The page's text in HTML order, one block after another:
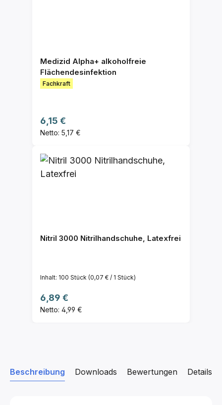
Medizid Alpha+ alkoholfreie
Flächendesinfektion
Fachkraft
Regulärer Preis:
6,15 €
Netto: 5,17 €
Nitril 3000 Nitrilhandschuhe, Latexfrei
Inhalt: 100 Stück (0,07 € / 1 Stück)
Regulärer Preis:
6,89 €
Netto: 4,99 €
Beschreibung Downloads Details
Bewertungen